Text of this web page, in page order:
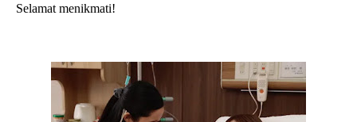
Selamat menikmati!